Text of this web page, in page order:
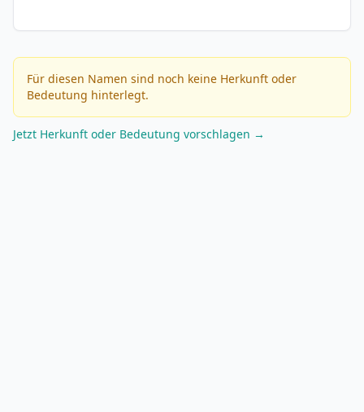
Für diesen Namen sind noch keine Herkunft oder
Bedeutung hinterlegt.
Jetzt Herkunft oder Bedeutung vorschlagen →